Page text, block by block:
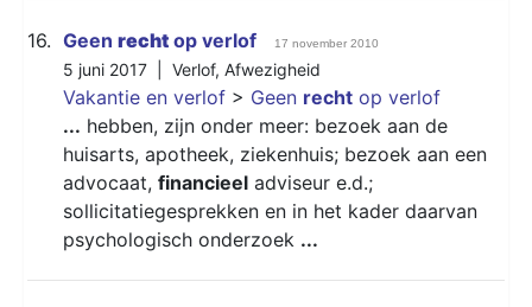
16. Geen recht op verlof 17 november 2010
5 juni 2017 | Verlof, Afwezigheid
Vakantie en verlof > Geen recht op verlof
... hebben, zijn onder meer: bezoek aan de
huisarts, apotheek, ziekenhuis; bezoek aan een
advocaat, financieel adviseur e.d.;
sollicitatiegesprekken en in het kader daarvan
psychologisch onderzoek ...